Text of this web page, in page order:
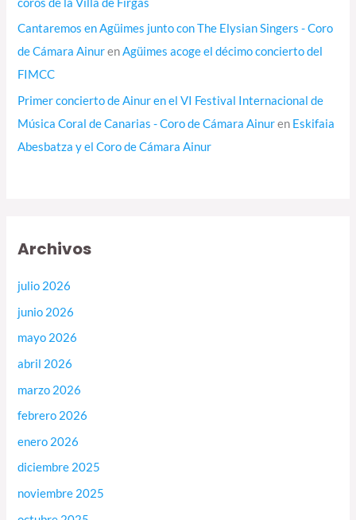
Cantaremos en Agüimes junto con The Elysian Singers - Coro
de Cámara AinurenAgüimes acoge el décimo concierto del
FIMCC
Primer concierto de Ainur en el VI Festival Internacional de
Música Coral de Canarias - Coro de Cámara Ainuren Eskifaia
Abesbatza y el Coro de Cámara Ainur
Archivos
julio 2026
junio 2026
mayo 2026
abril 2026
marzo 2026
febrero 2026
enero 2026
diciembre 2025
noviembre 2025